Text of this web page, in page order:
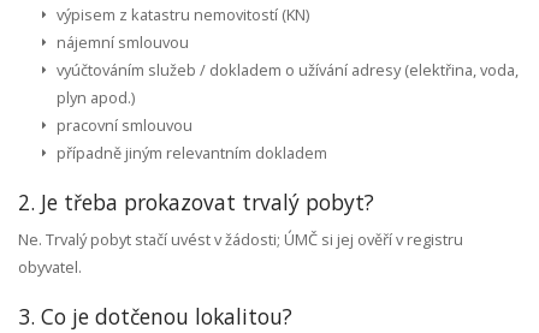
výpisem z katastru nemovitostí (KN)
nájemní smlouvou
vyúčtováním služeb / dokladem o užívání adresy (elektřina, voda,
plyn apod.)
pracovní smlouvou
případně jiným relevantním dokladem
2. Je třeba prokazovat trvalý pobyt?
Ne. Trvalý pobyt stačí uvést v žádosti; ÚMČ si jej ověří v registru
obyvatel.
3. Co je dotčenou lokalitou?